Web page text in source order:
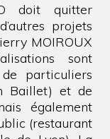
doit quitter
projets
MOIROUX
sont
particuliers
Baillet) et de
également
(restaurant